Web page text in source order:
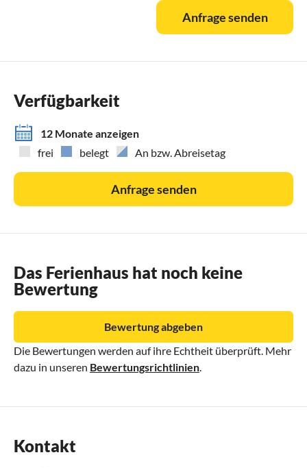
Anfrage senden
Verfügbarkeit
12 Monate anzeigen
frei
belegt An bzw. Abreisetag
Anfrage senden
Das Ferienhaus hat noch keine
Bewertung
Die Bewertungen werden auf ihre Echtheit überprüft. Mehr
dazu in unseren Bewertungsrichtlinien
Bewertung abgeben
Kontakt